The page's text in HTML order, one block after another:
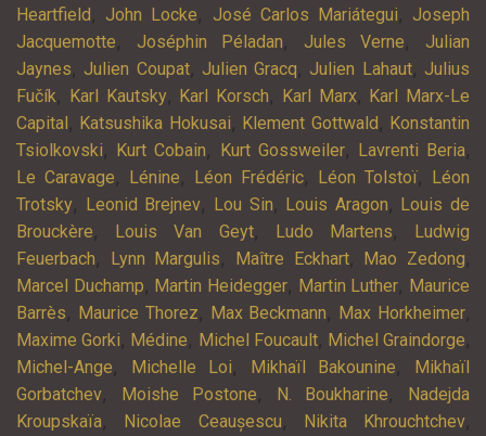
Heartfield , John Locke, José Carlos Mariátegui, Joseph
Jacquemotte, Joséphin Péladan, Jules Verne, Julian
Jaynes, Julien Coupat, Julien Gracq, Julien Lahaut, Julius
Fučík, Karl Kautsky, Karl Korsch, Karl Marx, Karl Marx-Le
Capital , Katsushika Hokusai, Klement Gottwald , Konstantin
Tsiolkovski, Kurt Cobain, Kurt Gossweiler, Lavrenti Beria,
Le Caravage, Lénine, Léon Frédéric, Léon Tolstoï,
Léon
Trotsky, Leonid Brejnev, Lou Sin, Louis Aragon, Louis de
Brouckère, Louis Van Geyt, Ludo Martens,
Ludwig
Feuerbach, Lynn Margulis, Maître Eckhart, Mao Zedong,
Marcel Duchamp, Martin Heidegger, Martin Luther, Maurice
Barrès, Maurice Thorez, Max Beckmann, Max Horkheimer,
Maxime Gorki, Médine, Michel Foucault, Michel Graindorge,
Michel-Ange, Michelle Loi, Mikhaïl Bakounine,
Mikhaïl
Gorbatchev, Moishe Postone, N. Boukharine,
Nadejda
Kroupskaïa, Nicolae Ceaușescu, Nikita Khrouchtchev,